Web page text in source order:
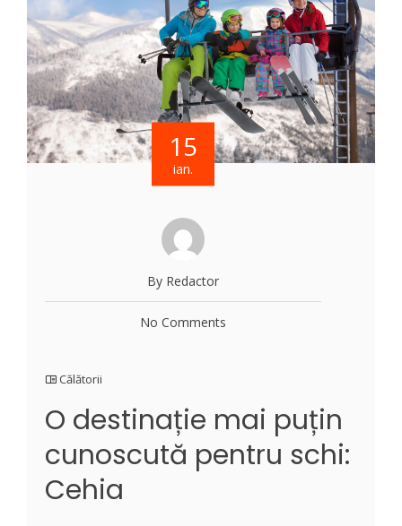
15
ian.
By Redactor
No Comments
Călătorii
O destinație mai puțin
cunoscută pentru schi:
Cehia